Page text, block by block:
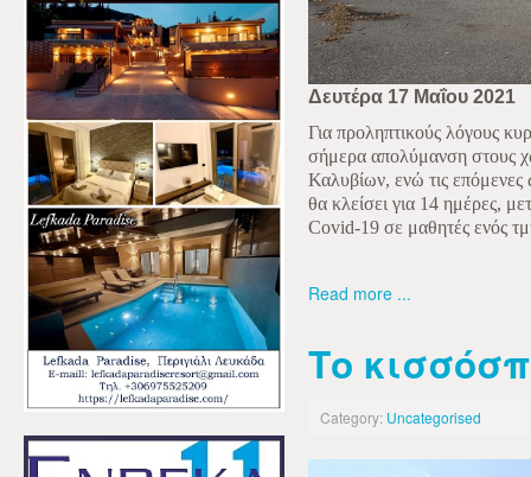
Δευτέρα 17 Μαΐου 2021
Για προληπτικούς λόγους
σήμερα απολύμανση στους
Καλυβίων, ενώ τις
θα κλείσει για 14 ημέρες,
Covid-19 σε μαθητές ενός
Read more ...
Το
Category: Uncategorised